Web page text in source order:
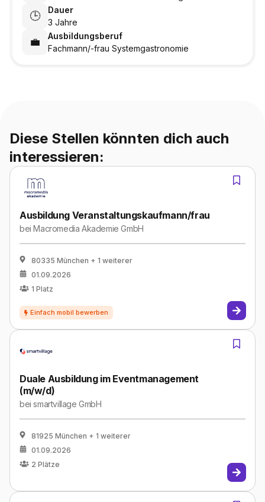
🕒
Dauer
3 Jahre
💼
Ausbildungsberuf
Fachmann/-frau Systemgastronomie
Diese Stellen könnten dich auch
interessieren:
Ausbildung Veranstaltungskaufmann/frau
beiMacromedia Akademie GmbH
80335 München + 1 weiterer
01.09.2026
1 Platz
Duale Ausbildung im Eventmanagement
(m/w/d)
beismartvillage GmbH
81925 München + 1 weiterer
01.09.2026
2 Plätze